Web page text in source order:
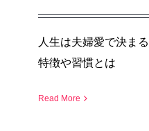
人生は夫婦愛で決ま
特徴や習慣とは
Read More